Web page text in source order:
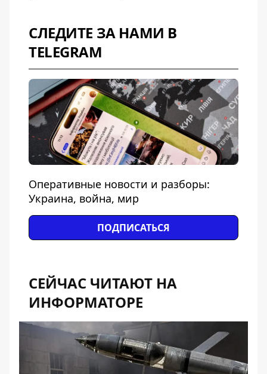
СЛЕДИТЕ ЗА НАМИ В
TELEGRAM
Оперативные новости и разборы:
Украина, война, мир
ПОДПИСАТЬСЯ
СЕЙЧАС ЧИТАЮТ НА
ИНФОРМАТОРЕ